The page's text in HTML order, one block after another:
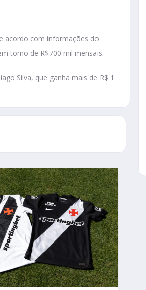
acordo com informações do
torno de R$700 mil mensais.
Silva, que ganha mais de R$ 1